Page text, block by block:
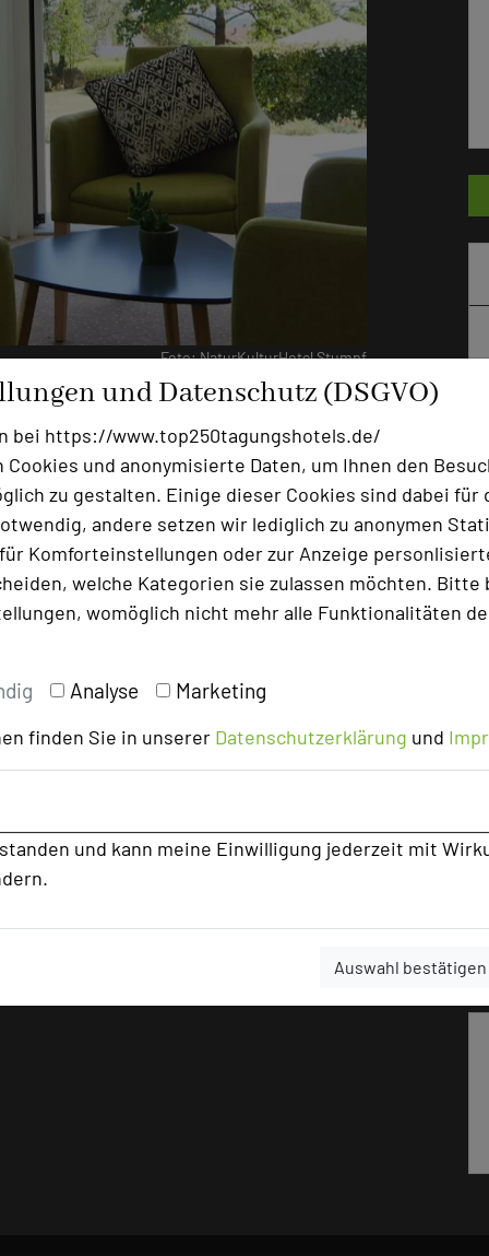
und Datenschutz (DSGVO)
bei https://www.top250tagungshotels.de/
und anonymisierte Daten, um Ihnen den
zu gestalten. Einige dieser Cookies sind dabei für
andere setzen wir lediglich zu anonymen
Komforteinstellungen oder zur Anzeige
welche Kategorien sie zulassen möchten. Bitte
womöglich nicht mehr alle Funktionalitäten
Analyse Marketing
finden Sie in unserer Datenschutzerklärung und
und kann meine Einwilligung jederzeit mit
Auswahl bestätigen
Foto: NaturKulturHotel Stumpf
konzentrieren, den Stress und die
in unserem Seminarbereich mit
Die Natur direkt vor Ihrem
oder einem kleinen Break-Out
angesagt ist, können Sie sich
Erfahrung und Kompetenz als
und die unserer Mitarbeiter. Corona-
Herausforderung und nehmen an der
Sie diese Chance uns zu
KLAUSUR und EVENT für uns ab.
uns über Ihre tatkräftige
odenwald/